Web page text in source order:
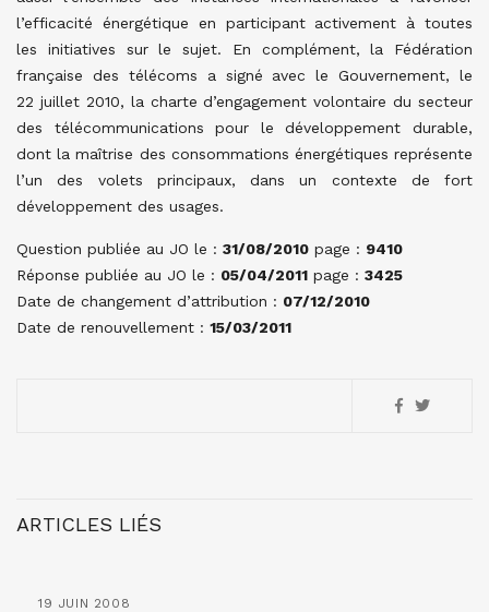
l’efficacité énergétique en participant activement à toutes
les initiatives sur le sujet. En complément, la Fédération
française des télécoms a signé avec le Gouvernement, le
22 juillet 2010, la charte d’engagement volontaire du secteur
des télécommunications pour le développement durable,
dont la maîtrise des consommations énergétiques représente
l’un des volets principaux, dans un contexte de fort
développement des usages.
Question publiée au JO le : 31/08/2010 page : 9410
Réponse publiée au JO le : 05/04/2011 page : 3425
Date de changement d’attribution : 07/12/2010
Date de renouvellement : 15/03/2011
ARTICLES LIÉS
19 JUIN 2008